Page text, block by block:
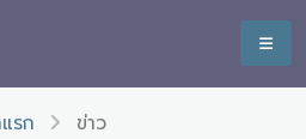
รก ข่าว